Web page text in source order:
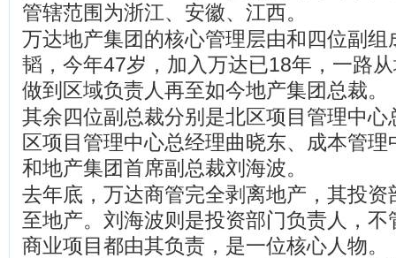
管辖范围为浙江、安徽、江西。
万达地产集团的核心管理层由和四位副组
韬，今年47岁，加入万达已18年，一路
做到区域负责人再至如今地产集团总裁。
其余四位副总裁分别是北区项目管理中心
区项目管理中心总经理曲晓东、成本管
和地产集团首席副总裁刘海波。
去年底，万达商管完全剥离地产，其投资
至地产。刘海波则是投资部门负责人，
商业项目都由其负责，是一位核心人物。